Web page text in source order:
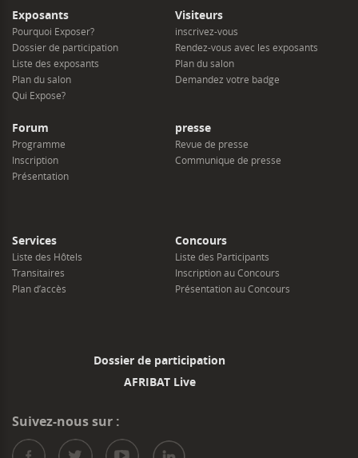
Exposants
Qui Expose?
Pourquoi Exposer?
Dossier de participation
Liste des exposants
Plan du salon
Visiteurs
Demandez votre badge
inscrivez-vous
Rendez-vous avec les exposants
Plan du salon
Forum
Présentation
Programme
Inscription
presse
Communique de presse
Revue de presse
Services
Plan d’accès
Liste des Hôtels
Transitaires
Concours
Présentation au Concours
Liste des Participants
Inscription au Concours
Dossier de participation
AFRIBAT Live
Suivez-nous sur :